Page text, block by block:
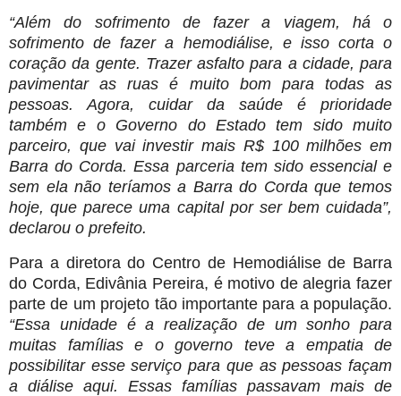
“Além do sofrimento de fazer a viagem, há o
sofrimento de fazer a hemodiálise, e isso corta o
coração da gente. Trazer asfalto para a cidade, para
pavimentar as ruas é muito bom para todas as
pessoas. Agora, cuidar da saúde é prioridade
também e o Governo do Estado tem sido muito
parceiro, que vai investir mais R$ 100 milhões em
Barra do Corda. Essa parceria tem sido essencial e
sem ela não teríamos a Barra do Corda que temos
hoje, que parece uma capital por ser bem cuidada”,
declarou o prefeito.
Para a diretora do Centro de Hemodiálise de Barra
do Corda, Edivânia Pereira, é motivo de alegria fazer
parte de um projeto tão importante para a população.
“Essa unidade é a realização de um sonho para
muitas famílias e o governo teve a empatia de
possibilitar esse serviço para que as pessoas façam
a diálise aqui. Essas famílias passavam mais de